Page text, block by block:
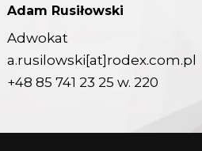
Adam Rusiłowski
Adwokat
a.rusilowski[at]rodex.com.pl
+48 85 741 23 25 w. 220